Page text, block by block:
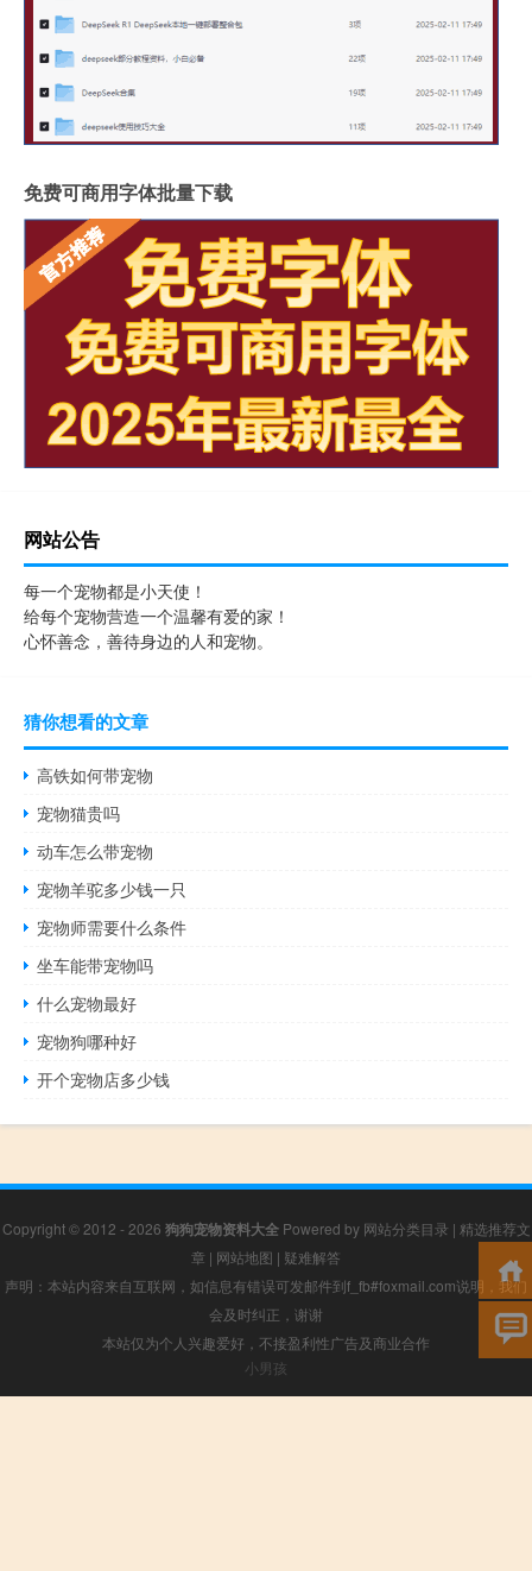
免费可商用字体批量下载
网站公告
每一个宠物都是小天使！
给每个宠物营造一个温馨有爱的家！
心怀善念，善待身边的人和宠物。
猜你想看的文章
高铁如何带宠物
宠物猫贵吗
动车怎么带宠物
宠物羊驼多少钱一只
宠物师需要什么条件
坐车能带宠物吗
什么宠物最好
宠物狗哪种好
开个宠物店多少钱
Copyright © 2012 - 2026 狗狗宠物资料大全Powered by 网站分类目录 | 精选推荐文
章 | 网站地图 | 疑难解答
声明：本站内容来自互联网，如信息有错误可发邮件到f_fb#foxmail.com说明，我们
会及时纠正，谢谢
本站仅为个人兴趣爱好，不接盈利性广告及商业合作
小男孩